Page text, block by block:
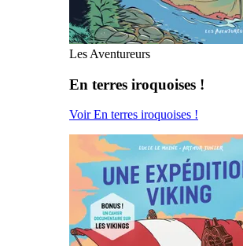
Les Aventureurs
En terres iroquoises !
Voir En terres iroquoises !